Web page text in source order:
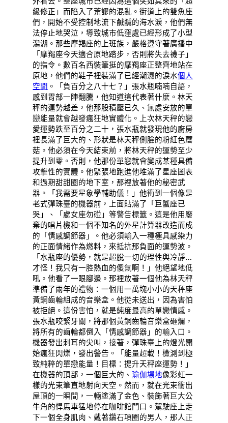
級修正」而陷入了荒謬的混亂。街道上的雙魚座
們，開始不受控制地流下鹹鹹的海水淚，他們無
法停止地哭泣，導致城市低窪處已經形成了小型
潟湖。那些摩羯座的上班族，嚴格遵守著廣播中
「摩羯座今天適合原地踏步，否則將失去襪子」
的指令。數百名西裝筆挺的摩羯座正整齊地站在
原地，他們的鞋子裡裝滿了已經潮濕的淚水個人
空間 。「負百分之八十七？」張水瓶喃喃自語，
感到胃部一陣翻騰，他知道這代表著什麼。林天
秤的運勢越差，他那股積壓已久、無處安放的單
戀能量就會越發瘋狂地實體化。上次林天秤的戀
愛運勢跌至百分之二十，張水瓶就發現他的廚房
裡長滿了巨大的、形狀是林天秤側臉的粉紅色蘑
菇。他必須在今天結束前，將林天秤的運勢至少
提升到零。否則，他那份單戀就會變成某種具備
攻擊性的實體。他緊張地跑進他堆滿了星座圖表
和過期甜甜圈的地下室，那裡放著他的秘密武
器。「我需要星象學輔助儀！」他衝到一個像是
老式彈珠臺的機器前，上面貼滿了「巨蟹座已
哭」、「處女座勿碰」等警告標籤。這是他用廢
棄的唱片機和一個不知名的外星計算器改造而成
的「情感調節器」。他必須輸入一種極具感染力
的正面情緒作為燃料，來抵抗那負面的運勢波。
「水瓶座的優勢，就是超脫一切的理性與冷靜…
才怪！我只有一腔熱血的傻氣啊！」他絕望地低
吼。他看了一眼腳邊。那裡放著一個他為林天秤
準備了兩年的禮物：一個用一萬塊小小的天秤座
黃銅齒輪組成的音樂盒。他從未送出，因為害怕
被拒絕。這份害怕，就是純度最高的單戀情感。
張水瓶咬緊牙關，將那個黃銅齒輪音樂盒砸爛，
將所有的齒輪都倒入「情感調節器」的輸入口。
機器發出刺耳的尖叫，接著，彈珠臺上的燈光開
始瘋狂閃爍，發出警告。「能量超載！檢測到極
致純粹的單戀能量！目標：提升天秤座運勢！」
在機器的頂部，一個巨大的、瑜伽場地像彩虹一
樣的光束筆直地射向天空。然而，就在光束衝出
屋頂的一瞬間，一輛塗滿了金色、裝飾著巨大公
牛角的悍馬車猛地停在咖啡館門口。駕駛座上走
下一個全身肌肉、戴著鑽石項圈的男人，那人正